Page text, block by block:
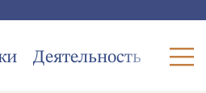
Деятельность